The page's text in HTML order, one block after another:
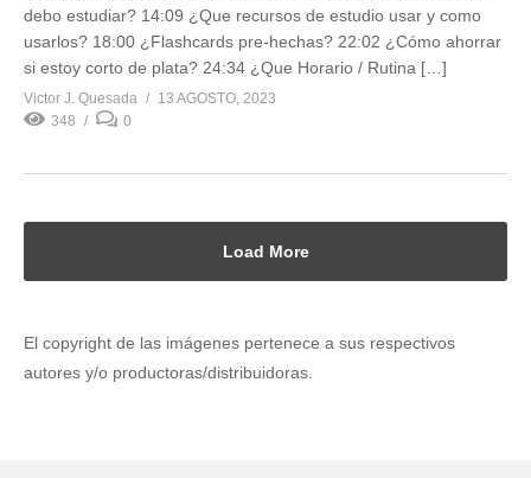
debo estudiar? 14:09 ¿Que recursos de estudio usar y como
usarlos? 18:00 ¿Flashcards pre-hechas? 22:02 ¿Cómo ahorrar
si estoy corto de plata? 24:34 ¿Que Horario / Rutina […]
Victor J. Quesada
13 AGOSTO, 2023
348
0
Load More
El copyright de las imágenes pertenece a sus respectivos
autores y/o productoras/distribuidoras.